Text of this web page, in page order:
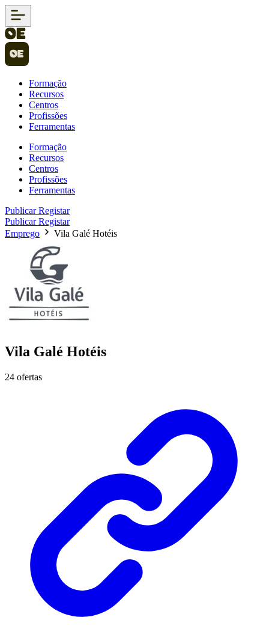
Formação
Recursos
Centros
Profissões
Ferramentas
Formação
Recursos
Centros
Profissões
Ferramentas
PublicarRegistar
PublicarRegistar
Emprego
Vila Galé Hotéis
Vila Galé Hotéis
24 ofertas